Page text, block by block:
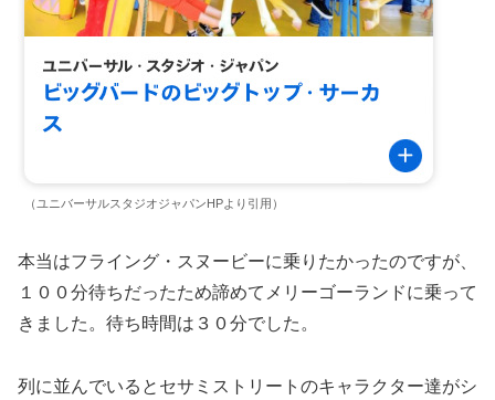
（ユニバーサルスタジオジャパンHPより引用）
本当はフライング・スヌービーに乗りたかったのですが、
１００分待ちだったため諦めてメリーゴーランドに乗って
きました。待ち時間は３０分でした。
列に並んでいるとセサミストリートのキャラクター達がシ